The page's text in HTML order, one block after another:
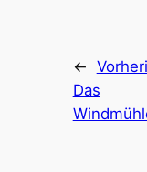
←
Das